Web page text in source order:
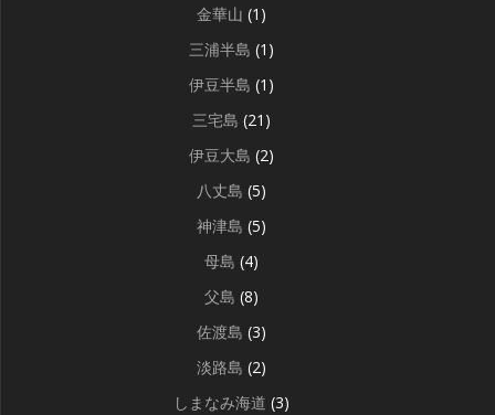
金華山 (1)
三浦半島 (1)
伊豆半島 (1)
三宅島 (21)
伊豆大島 (2)
八丈島 (5)
神津島 (5)
母島 (4)
父島 (8)
佐渡島 (3)
淡路島 (2)
しまなみ海道 (3)